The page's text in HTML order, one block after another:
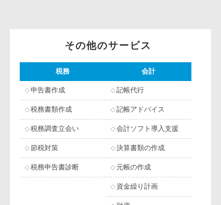
その他のサービス
税務
申告書作成
税務書類作成
税務調査立会い
節税対策
税務申告書診断
会計
記帳代行
記帳アドバイス
会計ソフト導入支援
決算書類の作成
元帳の作成
資金繰り計画